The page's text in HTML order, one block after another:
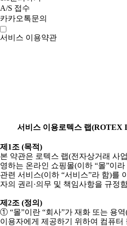
A/S 접수
카카오톡문의
서비스 이용약관
서비스 이용로텍스 랩(ROTEX
제 1조 (목적)
본 약관은 로텍스 랩(전자상거래 사
영하는 온라인 쇼핑몰(이하 “몰”이라
관련 서비스(이하 “서비스”라 함)를
자의 권리 ·의무 및 책임사항을 규정
제 2조 (정의 )
① “몰”이란 “회사”가 재화 또는 용역
이용자에게 제공하기 위하여 컴퓨